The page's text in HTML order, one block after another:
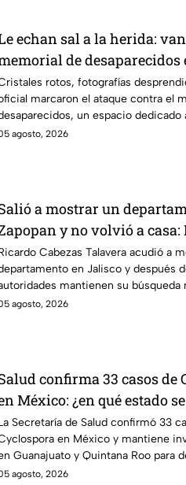
echan sal a la herida:
de desaparecidos
en medio de crisis
rotos, fotografías
marcaron el ataque contra el
un espacio dedicado
sin ser localizados.
agosto, 2026
a mostrar un
y no volvió a casa:
Cabezas Talavera
Cabezas Talavera acudió a
en Jalisco y después
mantienen su búsqueda
refuerzan su seguridad.
agosto, 2026
confirma 33 casos de
México: ¿en qué estado
brotes de diarrea
Secretaría de Salud confirmó 33
en México y mantiene
Guanajuato y Quintana Roo para
de los contagios.
agosto, 2026